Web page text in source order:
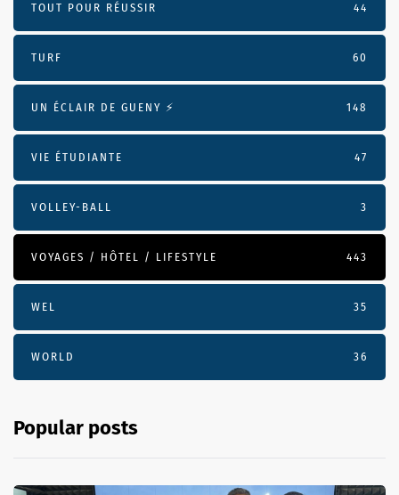
TOUT POUR RÉUSSIR 44
TURF 60
UN ÉCLAIR DE GUENY ⚡️ 148
VIE ÉTUDIANTE 47
VOLLEY-BALL 3
VOYAGES / HÔTEL / LIFESTYLE 443
WEL 35
WORLD 36
Popular posts